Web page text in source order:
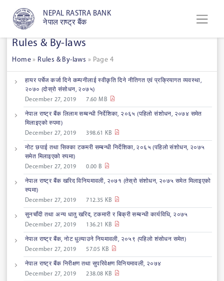
NEPAL RASTRA BANK
नेपाल राष्ट्र बैंक
Rules & By-laws
Home » Rules & By-laws » Page 4
हायर पर्चेज कर्जा दिने कम्पनीलाई स्वीकृति दिने नीतिगत एवं प्रक्रियागत व्यवस्था,
२०७० (दोस्रो संसोधन, २०७५)
December 27, 2019
7.60 MB
नेपाल राष्ट्र बैंक लिलाम सम्बन्धी निर्देशिका, २०६५ (पहिलो संशोधन, २०७४ समेत
मिलाइएको रुपमा)
December 27, 2019
398.61 KB
नोट छपाई तथा सिक्का टकमरी सम्बन्धी निर्देशिका, २०६५ (पहिलो संशोधन, २०७५
समेत मिलाइएको रुपमा)
December 27, 2019
0.00 B
नेपाल राष्ट्र बैंक खरिद विनियमावली, २०७१ (तेस्रो संशोधन, २०७५ समेत मिलाइएको
रुपमा)
December 27, 2019
712.35 KB
सुनचाँदी तथा अन्य धातु खरिद, टकमारी र बिक्री सम्बन्धी कार्यविधि, २०७५
December 27, 2019
136.21 KB
नेपाल राष्ट्र बैंक, नोट धुल्याउने नियमावली, २०५९ (पहिलो शंसोधन समेत)
December 27, 2019
57.05 KB
नेपाल राष्ट्र बैंक निरीक्षण तथा सुपरिवेक्षण विनियमावली, २०७४
December 27, 2019
238.08 KB